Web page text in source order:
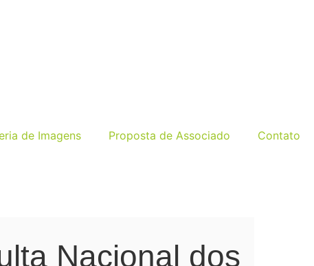
de Imagens Proposta de Associado Contato
Nacional dos